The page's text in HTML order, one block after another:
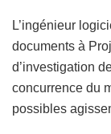
L’ingénieur
documents à
d’investigation
concurrence du
possibles